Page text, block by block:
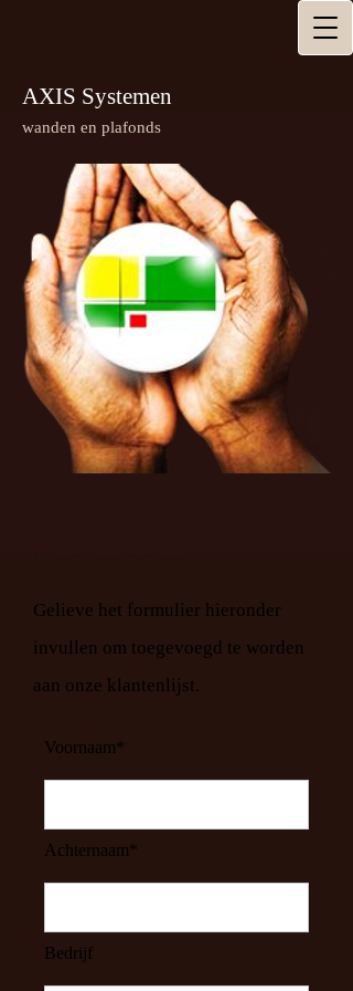
AXIS Systemen
wanden en plafonds
Gelieve het formulier hieronder
invullen om toegevoegd te worden
aan onze klantenlijst.
Voornaam*
Achternaam*
Bedrijf